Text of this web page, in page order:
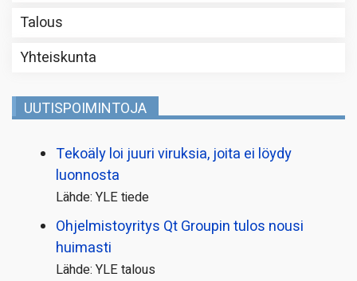
Talous
Yhteiskunta
UUTISPOIMINTOJA
Tekoäly loi juuri viruksia, joita ei löydy
luonnosta
Lähde: YLE tiede
Ohjelmistoyritys Qt Groupin tulos nousi
huimasti
Lähde: YLE talous